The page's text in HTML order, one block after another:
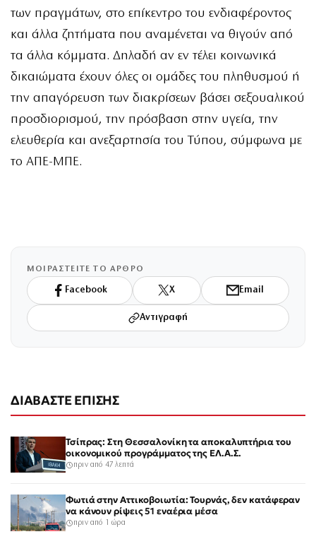
των πραγμάτων, στο επίκεντρο του ενδιαφέροντος
και άλλα ζητήματα που αναμένεται να θιγούν από
τα άλλα κόμματα. Δηλαδή αν εν τέλει κοινωνικά
δικαιώματα έχουν όλες οι ομάδες του πληθυσμού ή
την απαγόρευση των διακρίσεων βάσει σεξουαλικού
προσδιορισμού, την πρόσβαση στην υγεία, την
ελευθερία και ανεξαρτησία του Τύπου, σύμφωνα με
το ΑΠΕ-ΜΠΕ.
ΜΟΙΡΑΣΤΕΙΤΕ ΤΟ ΑΡΘΡΟ
Facebook X Email
Αντιγραφή
ΔΙΑΒΑΣΤΕ ΕΠΙΣΗΣ
Τσίπρας: Στη Θεσσαλονίκη τα αποκαλυπτήρια του
οικονομικού προγράμματος της ΕΛ.Α.Σ.
πριν από 47 λεπτά
Φωτιά στην Αττικοβοιωτία: Τουρνάς, δεν κατάφεραν
να κάνουν ρίψεις 51 εναέρια μέσα
πριν από 1 ώρα